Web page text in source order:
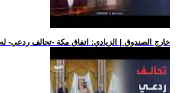
.. خارج الصندوق | الزيادي: اتفاق مكة -تحالف ردعي- له